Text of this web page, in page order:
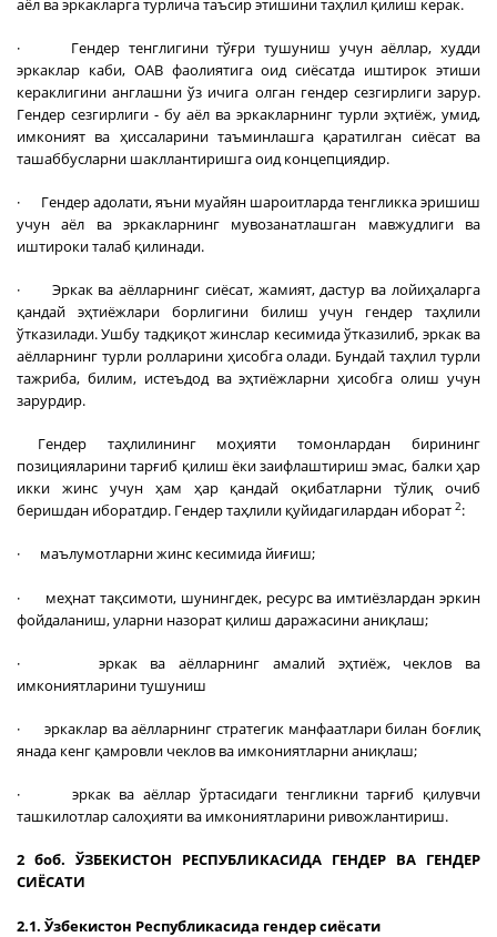
· Гендер тенглигини тўғри тушуниш учун аёллар, худди
эркаклар каби, ОАВ фаолиятига оид сиёсатда иштирок этиши
кераклигини англашни ўз ичига олган гендер сезгирлиги зарур.
Гендер сезгирлиги - бу аёл ва эркакларнинг турли эҳтиёж, умид,
имконият ва ҳиссаларини таъминлашга қаратилган сиёсат ва
ташаббусларни шакллантиришга оид концепциядир.
· Гендер адолати, яъни муайян шароитларда тенгликка эришиш
учун аёл ва эркакларнинг мувозанатлашган мавжудлиги ва
иштироки талаб қилинади.
· Эркак ва аёлларнинг сиёсат, жамият, дастур ва лойиҳаларга
қандай эҳтиёжлари борлигини билиш учун гендер таҳлили
ўтказилади. Ушбу тадқиқот жинслар кесимида ўтказилиб, эркак ва
аёлларнинг турли ролларини ҳисобга олади. Бундай таҳлил турли
тажриба, билим, истеъдод ва эҳтиёжларни ҳисобга олиш учун
зарурдир.
Гендер таҳлилининг моҳияти томонлардан бирининг
позицияларини тарғиб қилиш ёки заифлаштириш эмас, балки ҳар
икки жинс учун ҳам ҳар қандай оқибатларни тўлиқ очиб
беришдан иборатдир. Гендер таҳлили қуйидагилардан иборат 2:
· маълумотларни жинс кесимида йиғиш;
· меҳнат тақсимоти, шунингдек, ресурс ва имтиёзлардан эркин
фойдаланиш, уларни назорат қилиш даражасини аниқлаш;
· эркак ва аёлларнинг амалий эҳтиёж, чеклов ва
имкониятларини тушуниш
· эркаклар ва аёлларнинг стратегик манфаатлари билан боғлиқ
янада кенг қамровли чеклов ва имкониятларни аниқлаш;
· эркак ва аёллар ўртасидаги тенгликни тарғиб қилувчи
ташкилотлар салоҳияти ва имкониятларини ривожлантириш.
2 боб. ЎЗБЕКИСТОН РЕСПУБЛИКАСИДА ГЕНДЕР ВА ГЕНДЕР
СИЁСАТИ
2.1. Ўзбекистон Республикасида гендер сиёсати